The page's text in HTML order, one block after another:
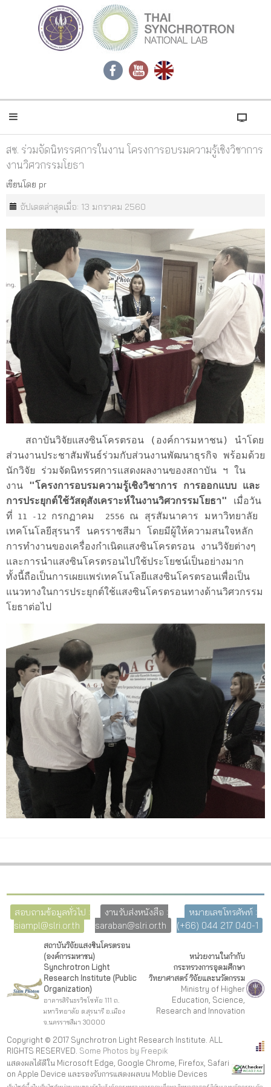
สซ. ร่วมจัดนิทรรศการในงาน โครงการอบรมความรู้เชิงวิชาการ
งานวิศวกรรมโยธา
เขียนโดย pr
อัปเดตล่าสุดเมื่อ: 13 มกราคม 2560
สถาบันวิจัยแสงซินโครตรอน (องค์การมหาชน) นำโดย
ส่วนงานประชาสัมพันธ์ร่วมกับส่วนงานพัฒนาธุรกิจ พร้อมด้วย
นักวิจัย ร่วมจัดนิทรรศการแสดงผลงานของสถาบัน ฯ ใน
งาน "โครงการอบรมความรู้เชิงวิชาการ การออกแบบ และ
การประยุกต์ใช้วัสดุสังเคราะห์ในงานวิศวกรรมโยธา"
เมื่อวัน
ที่
11 -12 กรกฏาคม 2556
ณ สุรสัมนาคาร มหาวิทยาลัย
เทคโนโลยีสุรนารี นครราชสีมา โดยมีผู้ให้ความสนใจหลัก
การทำงานของเครื่องกำเนิดแสงซินโครตรอน งานวิจัยต่างๆ
และการนำแสงซินโครตรอนไปใช้ประโยชน์เป็นอย่างมาก
ทั้งนี้ถือเป็นการเผยแพร่เทคโนโลยีแสงซินโครตรอนเพื่อเป็น
แนวทางในการประยุกต์ใช้แสงซินโครตรอนทางด้านวิศวกรรม
โยธาต่อไป
สอบถามข้อมูลทั่วไป :
siampl@slri.or.th
งานรับส่งหนังสือ :
saraban@slri.or.th
หมายเลขโทรศัพท์ :
(+66) 044 217 040-1
สถาบันวิจัยแสงซินโครตรอน
(องค์การมหาชน)
Synchrotron Light
Research Institute (Public
Organization)
อาคารสิรินธรวิชโชทัย 111 ถ.
มหาวิทยาลัย ต.สุรนารี อ.เมือง
จ.นครราชสีมา 30000
หน่วยงานในกำกับ
กระทรวงการอุดมศึกษา
วิทยาศาสตร์ วิจัยและนวัตกรรม
Ministry of Higher
Education, Science,
Research and Innovation
Copyright © 2017 Synchrotron Light Research Institute. ALL
RIGHTS RESERVED. Some Photos by Freepik
แสดงผลได้ดีใน Microsoft Edge, Google Chrome, Firefox, Safari
on Apple Device และรองรับการแสดงผลบน Moblie Devices